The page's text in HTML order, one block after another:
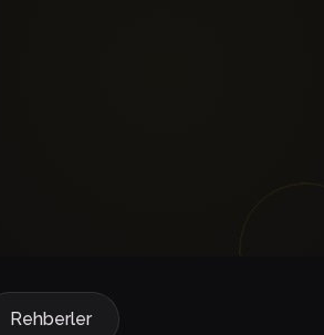
Rehberler